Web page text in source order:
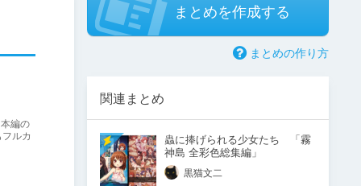
編の
ルカ
まとめを作成する
まとめの作り方
関連まとめ
蟲に捧げられる少女たち 「霧
神島 全彩色総集編」
黒猫文二